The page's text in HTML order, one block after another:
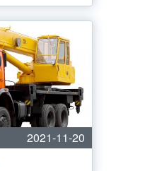
2021-11-20